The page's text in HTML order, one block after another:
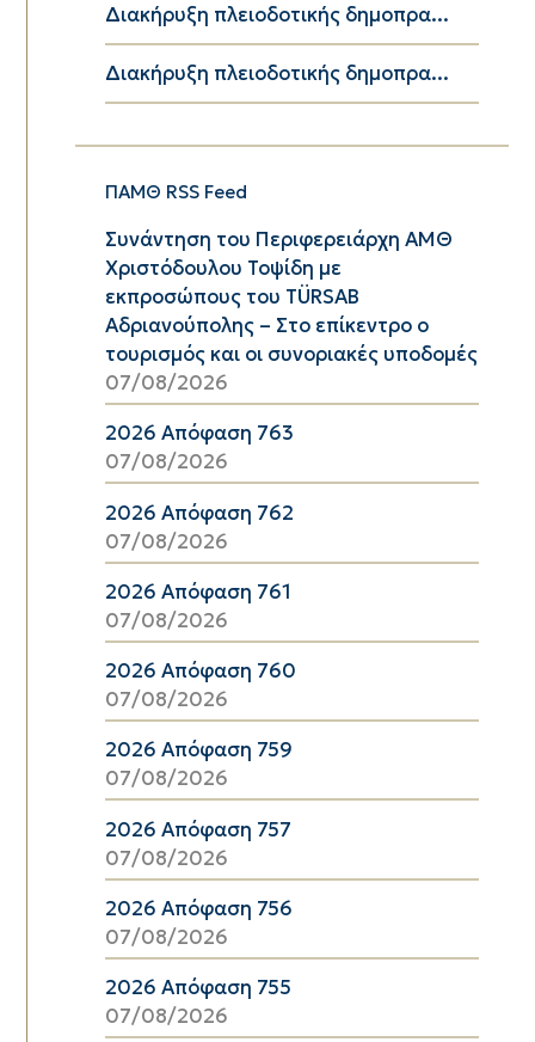
Διακήρυξη πλειοδοτικής δημοπρα...
Διακήρυξη πλειοδοτικής δημοπρα...
ΠΑΜΘ RSS Feed
Συνάντηση του Περιφερειάρχη ΑΜΘ
Χριστόδουλου Τοψίδη με
εκπροσώπους του TÜRSAB
Αδριανούπολης – Στο επίκεντρο ο
τουρισμός και οι συνοριακές υποδομές
07/08/2026
2026 Απόφαση 763
07/08/2026
2026 Απόφαση 762
07/08/2026
2026 Απόφαση 761
07/08/2026
2026 Απόφαση 760
07/08/2026
2026 Απόφαση 759
07/08/2026
2026 Απόφαση 757
07/08/2026
2026 Απόφαση 756
07/08/2026
2026 Απόφαση 755
07/08/2026